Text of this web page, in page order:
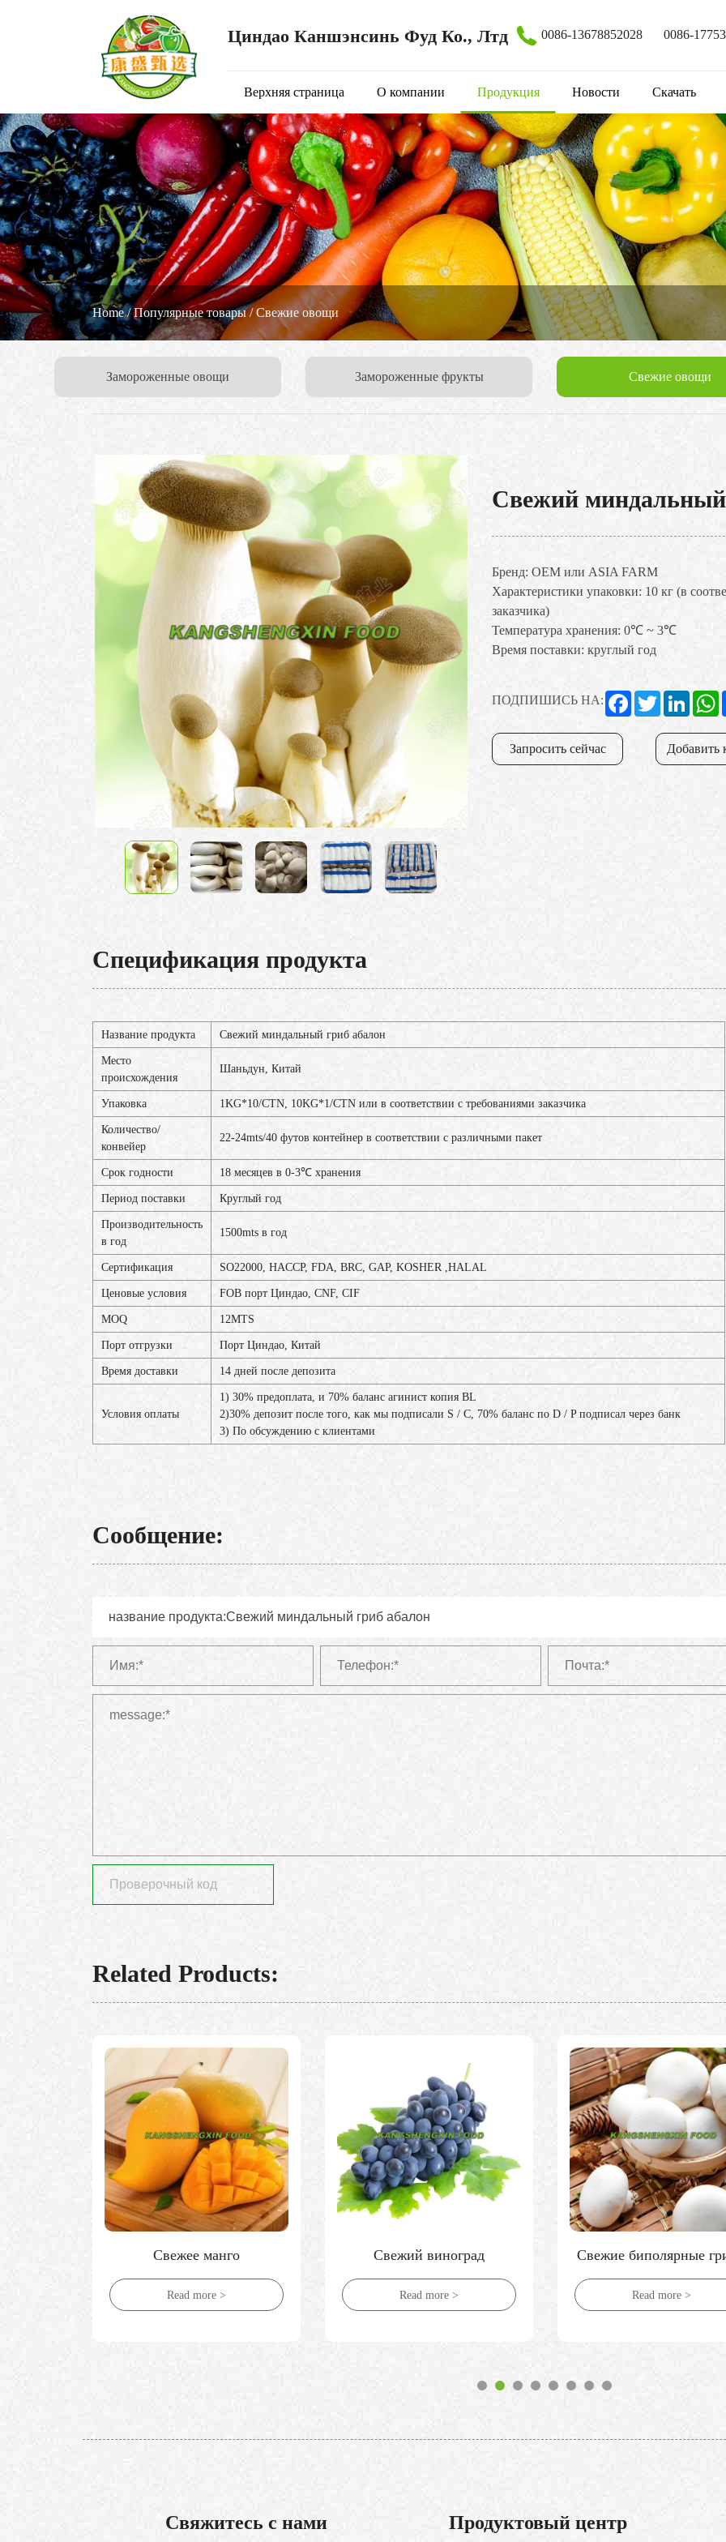
Циндао Каншэнсинь Фуд Ко., Лтд 0086-13678852028 0086-
Верхняя страница О компании Продукция Новости Скачать
Home/Популярные товары/Свежие овощи
Замороженные овощи 3амороженные фрукты Свежие овощи
Свежий миндальный
Бренд: OEM или ASIA FARM
Характеристики упаковки: 10 кг (в
заказчика)
Температура хранения: 0℃ ~ 3℃
Время поставки: круглый год
ПОДПИШИСЬ НА: FacebookTwitter
Запросить сейчас Добавить
Спецификация продукта
Название продукта Свежий миндальный гриб абалон
Место
происхождения
Шаньдун, Китай
Упаковка 1KG*10/CTN, 10KG*1/CTN или в соответствии с требованиями заказчика
Количество/
конвейер
22-24mts/40 футов контейнер в соответствии с различными пакет
Срок годности 18 месяцев в 0-3℃ хранения
Период поставки Круглый год
Производительность
в год
1500mts в год
Сертификация SO22000, HACCP, FDA, BRC, GAP, KOSHER ,HALAL
Ценовые условия FOB порт Циндао, CNF, CIF
MOQ 12МТS
Порт отгрузки Порт Циндао, Китай
Время доставки 14 дней после депозита
Условия оплаты
1) 30% предоплата, и 70% баланс агинист копия BL
2)30% депозит после того, как мы подписали S / C, 70% баланс по D / P подписал через банк
3) По обсуждению с клиентами
Сообщение:
Related Products:
Свежее манго
Read more >
Свежий виноград
Read more >
Свежие биполярные
Read more >
Свяжитесь с нами Продуктовый центр